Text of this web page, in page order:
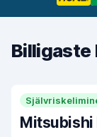
Billigaste
Mitsubishi